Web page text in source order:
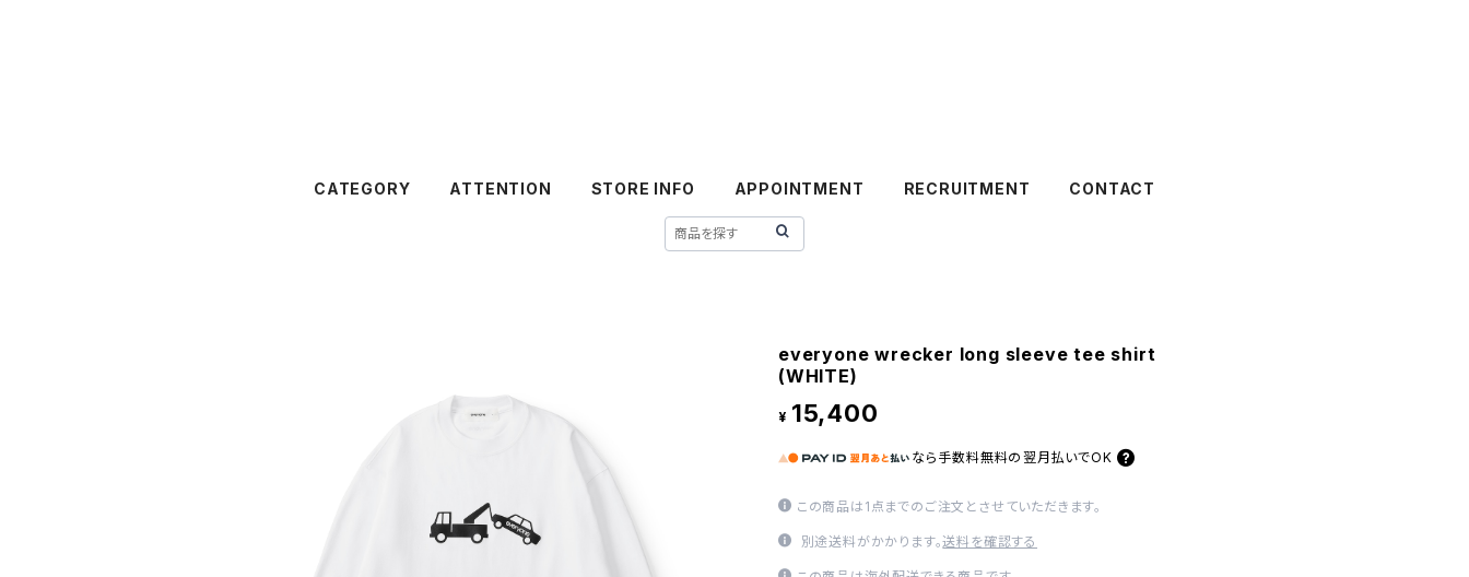
CATEGORY ATTENTION STORE INFO APPOINTMENT RECRUITMENT CONTACT
everyone wrecker long sleeve tee shirt
(WHITE)
¥ 15,400
なら 手数料無料の 翌月払いでOK
この商品は1点までのご注文とさせていただきます。
別途送料がかかります。送料を確認する